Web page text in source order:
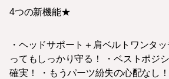
4つの新機能★
・ヘッドサポート＋肩ベルトワンタ
ってもしっかり守る！ ・ベストポジ
確実！ ・もうパーツ紛失の心配なし